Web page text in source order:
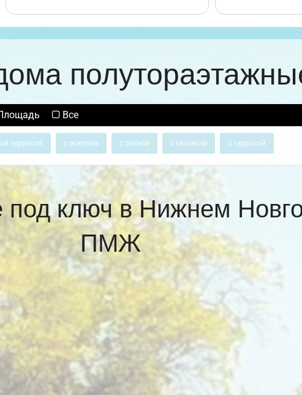
Все
террасой с эркером с сауной с гаражом с террасой
ключ в Нижнем
ПМЖ